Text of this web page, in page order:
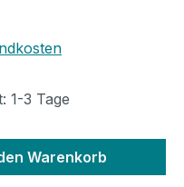
1-3 Tage
Warenkorb